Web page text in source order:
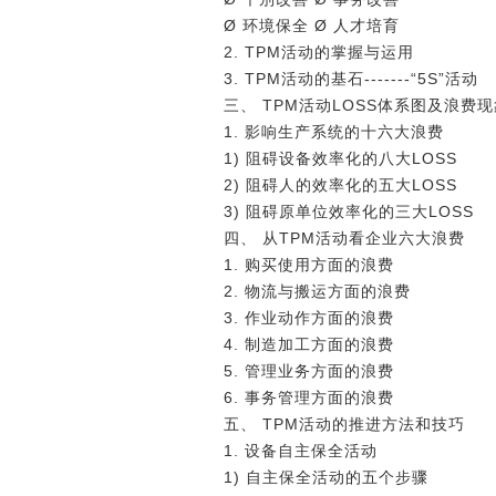
Ø 环境保全 Ø 人才培育
2. TPM活动的掌握与运用
3. TPM活动的基石-------“5S”活动
三、 TPM活动LOSS体系图及浪费
1. 影响生产系统的十六大浪费
1) 阻碍设备效率化的八大LOSS
2) 阻碍人的效率化的五大LOSS
3) 阻碍原单位效率化的三大LOSS
四、 从TPM活动看企业六大浪费
1. 购买使用方面的浪费
2. 物流与搬运方面的浪费
3. 作业动作方面的浪费
4. 制造加工方面的浪费
5. 管理业务方面的浪费
6. 事务管理方面的浪费
五、 TPM活动的推进方法和技巧
1. 设备自主保全活动
1) 自主保全活动的五个步骤